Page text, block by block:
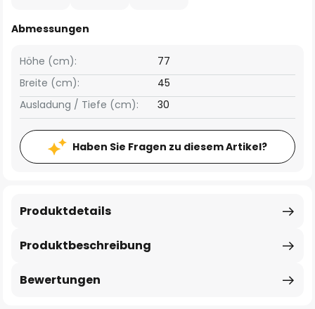
Abmessungen
Breite (cm): 45
Höhe (cm): 77
Ausladung / Tiefe (cm): 30
Haben Sie Fragen zu diesem Artikel?
Produktbeschreibung
Produktdetails
Bewertungen